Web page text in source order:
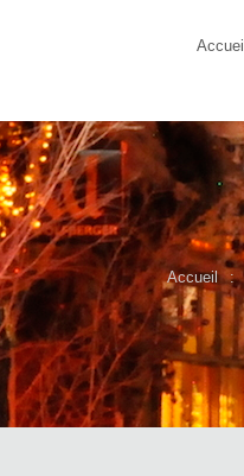
Accueil
Accueil